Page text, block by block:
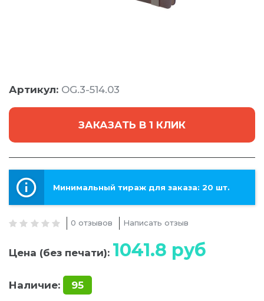
Артикул: OG.3-514.03
ЗАКАЗАТЬ В 1 КЛИК
Минимальный тираж для заказа: 20 шт.
0 отзывов Написать отзыв
Цена (без печати): 1041.8 руб
Наличие: 95